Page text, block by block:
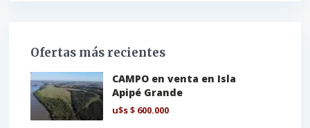
Ofertas más recientes
CAMPO en venta en Isla
Apipé Grande
u$s$ 600.000